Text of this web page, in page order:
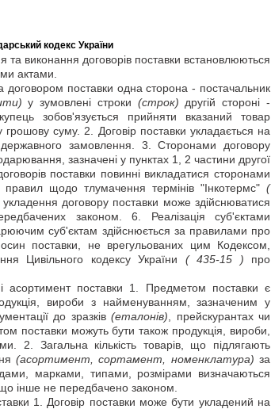
кодекс України
виконання договорів поставки встановлюються
актами.
договором поставки одна сторона - постачальник
у зумовлені строки (строк) другій стороні -
зобов'язується прийняти вказаний товар
грошову суму. 2. Договір поставки укладається на
замовлення. 3. Сторонами договору
зазначені у пунктах 1, 2 частини другої
поставки повинні викладатися сторонами
щодо тлумачення термінів "Інкотермс" (
укладення договору поставки може здійснюватися
законом. 6. Реалізація суб'єктами
суб'єктам здійснюється за правилами про
поставки, не врегульованих цим Кодексом,
Цивільного кодексу України ( 435-15 ) про
і асортимент поставки 1. Предметом поставки є
вироби з найменуванням, зазначеним у
до зразків (еталонів) , прейскурантах чи
поставки можуть бути також продукція, вироби,
2. Загальна кількість товарів, що підлягають
(асортимент, сортамент, номенклатура) за
марками, типами, розмірами визначаються
інше не передбачено законом.
1. Договір поставки може бути укладений на